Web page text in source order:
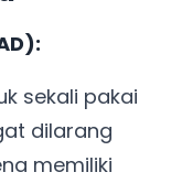
sekali pakai
dilarang
memiliki